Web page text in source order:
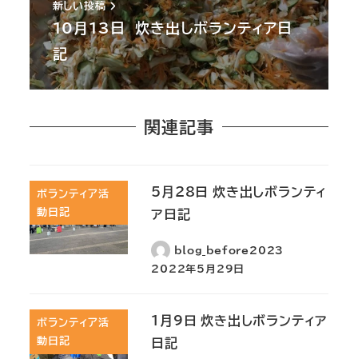
新しい投稿
10月13日 炊き出しボランティア日
記
関連記事
ボランティア活
動日記
5月28日 炊き出しボランティ
ア日記
blog_before2023
2022年5月29日
ボランティア活
動日記
1月9日 炊き出しボランティア
日記